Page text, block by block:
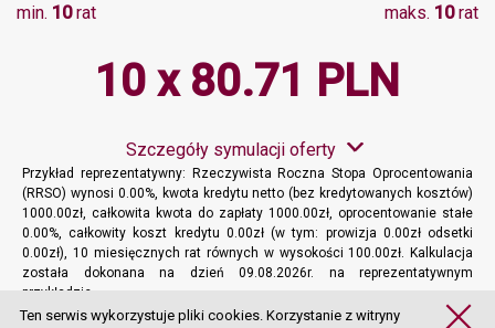
min. 10rat maks. 10rat
10 x 80.71 PLN
Szczegóły symulacji oferty
Przykład reprezentatywny: Rzeczywista Roczna Stopa Oprocentowania
(RRSO) wynosi 0.00%, kwota kredytu netto (bez kredytowanych kosztów)
1000.00zł, całkowita kwota do zapłaty 1000.00zł, oprocentowanie stałe
0.00%, całkowity koszt kredytu 0.00zł (w tym: prowizja 0.00zł odsetki
0.00zł), 10 miesięcznych rat równych w wysokości 100.00zł. Kalkulacja
została dokonana na dzień 09.08.2026r. na reprezentatywnym
przykładzie.
Więcej informacji
Ten serwis wykorzystuje pliki cookies. Korzystanie z witryny